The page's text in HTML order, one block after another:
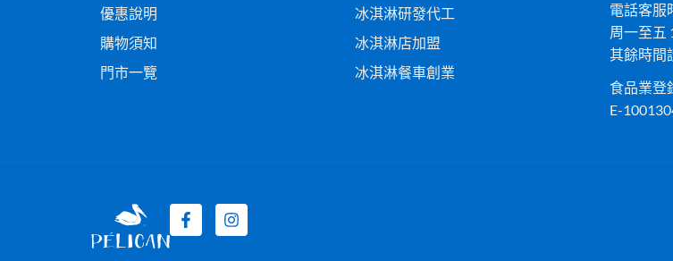
優惠說明
購物須知
門市一覽
冰淇淋研發代工
冰淇淋店加盟
冰淇淋餐車創業
電話客服
周一至五
其餘時間
食品業登
E-